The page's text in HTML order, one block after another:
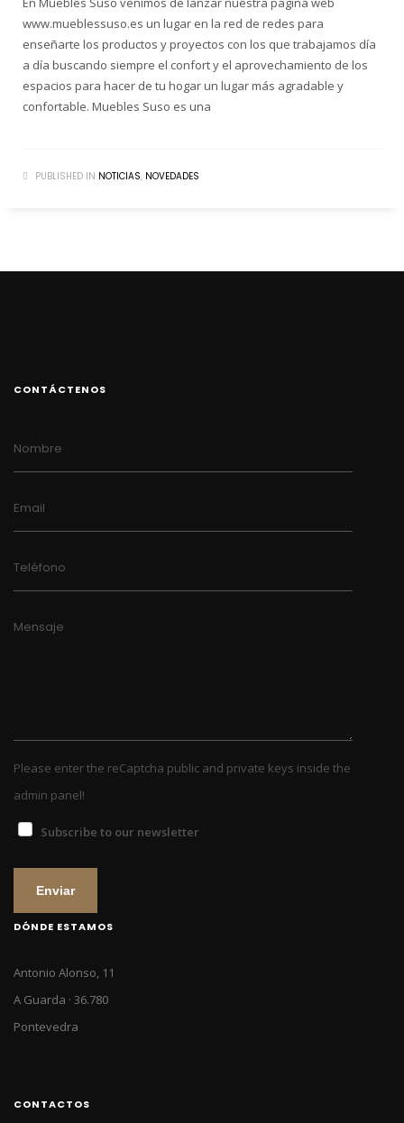
www.mueblessuso.es un lugar en la red de redes para
enseñarte los productos y proyectos con los que trabajamos día
a día buscando siempre el confort y el aprovechamiento de los
espacios para hacer de tu hogar un lugar más agradable y
confortable. Muebles Suso es una
PUBLISHED IN NOTICIAS, NOVEDADES
CONTÁCTENOS
Nombre
Email
Teléfono
Mensaje
Please enter the reCaptcha public and private keys inside the
admin panel!
Subscribe to our newsletter
Enviar
DÓNDE ESTAMOS
Antonio Alonso, 11
A Guarda · 36.780
Pontevedra
CONTACTOS